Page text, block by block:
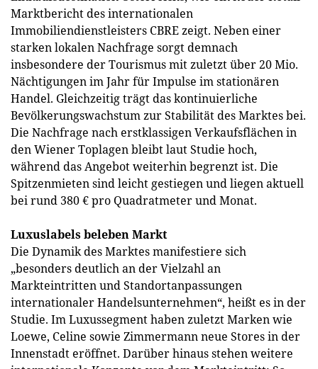
Marktbericht des internationalen
Immobiliendienstleisters CBRE zeigt. Neben einer
starken lokalen Nachfrage sorgt demnach
insbesondere der Tourismus mit zuletzt über 20 Mio.
Nächtigungen im Jahr für Impulse im stationären
Handel. Gleichzeitig trägt das kontinuierliche
Bevölkerungswachstum zur Stabilität des Marktes bei.
Die Nachfrage nach erstklassigen Verkaufsflächen in
den Wiener Toplagen bleibt laut Studie hoch,
während das Angebot weiterhin begrenzt ist. Die
Spitzenmieten sind leicht gestiegen und liegen aktuell
bei rund 380 € pro Quadratmeter und Monat.
Luxuslabels beleben Markt
Die Dynamik des Marktes manifestiere sich
„besonders deutlich an der Vielzahl an
Markteintritten und Standortanpassungen
internationaler Handelsunternehmen“, heißt es in der
Studie. Im Luxussegment haben zuletzt Marken wie
Loewe, Celine sowie Zimmermann neue Stores in der
Innenstadt eröffnet. Darüber hinaus stehen weitere